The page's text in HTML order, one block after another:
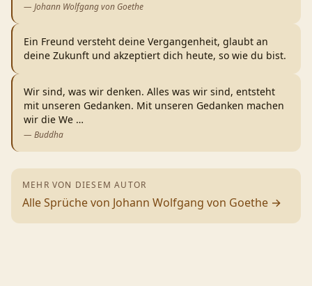
— Johann Wolfgang von Goethe
Ein Freund versteht deine Vergangenheit, glaubt an
deine Zukunft und akzeptiert dich heute, so wie du bist.
Wir sind, was wir denken. Alles was wir sind, entsteht
mit unseren Gedanken. Mit unseren Gedanken machen
wir die We …
— Buddha
MEHR VON DIESEM AUTOR
Alle Sprüche von Johann Wolfgang von Goethe →